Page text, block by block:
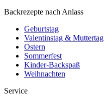
Backrezepte nach Anlass
Geburtstag
Valentinstag & Muttertag
Ostern
Sommerfest
Kinder-Backspaß
Weihnachten
Service